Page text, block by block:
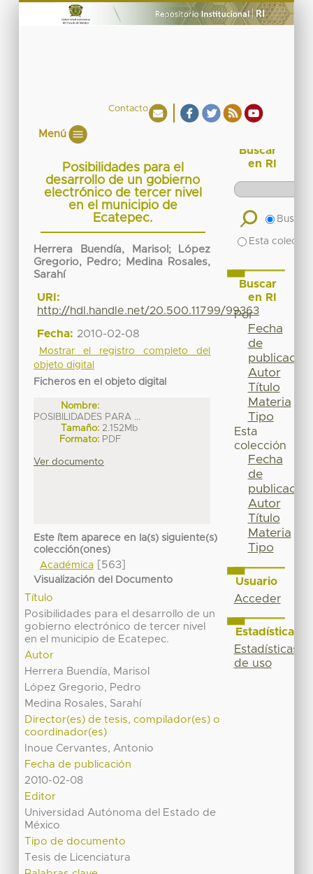
Contacto
Menú
Posibilidades para el
desarrollo de un gobierno
electrónico de tercer nivel
en el municipio de
Ecatepec.
Herrera Buendía, Marisol ;
López
Gregorio, Pedro;
Medina Rosales,
Sarahí
URI:
http://hdl.handle.net/20.500.11799/99363
Fecha: 2010-02-08
Mostrar el registro completo del
objeto digital
Ficheros en el objeto digital
Nombre:
POSIBILIDADES PARA ...
Tamaño: 2.152Mb
Formato: PDF
Ver documento
Este ítem aparece en la(s) siguiente(s)
colección(ones)
Académica[563]
Visualización del Documento
Título
Posibilidades para el desarrollo de un
gobierno electrónico de tercer nivel
en el municipio de Ecatepec.
Autor
Herrera Buendía, Marisol
López Gregorio, Pedro
Medina Rosales, Sarahí
Director(es) de tesis, compilador(es) o
coordinador(es)
Inoue Cervantes, Antonio
Fecha de publicación
2010-02-08
Editor
Universidad Autónoma del Estado de
México
Tipo de documento
Tesis de Licenciatura
Buscar
en RI
Buscar
Esta
Buscar
en RI
Por
Fecha
de
publicación
Autor
Título
Materia
Tipo
Esta
colección
Fecha
de
publicación
Autor
Título
Materia
Tipo
Usuario
Acceder
Estadísticas
Estadísticas
de uso